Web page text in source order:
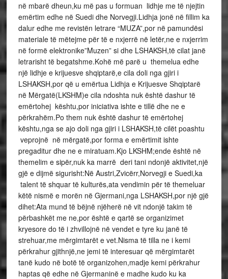
në mbarë dheun,ku më pas u formuan lidhje me të njejtin
emërtim edhe në Suedi dhe Norvegji.Lidhja jonë në fillim ka
dalur edhe me revistën letrare “MUZA”,por në pamundësi
materiale të mëtejme për të e nxjerrë në letër,ne e nxjerrim
në formë elektronike”Muzen” si dhe LSHAKSH,të cilat janë
letrarisht të begatshme.Kohë më parë u themelua edhe
një lidhje e krijuesve shqiptarë,e cila doli nga gjiri i
LSHAKSH,por që u emërtua Lidhja e Krijuesve Shqiptarë
në Mërgatë(LKSHM)e cila ndoshta nuk është dashur të
emërtohej kështu,por iniciativa ishte e tillë dhe ne e
përkrahëm.Po them nuk është dashur të emërtohej
kështu,nga se ajo doli nga gjiri i LSHAKSH,të cilët poashtu
veprojnë në mërgatë,por forma e emërtimit ishte
pregaditur dhe ne e miratuam.Kjo LKSHM;ende është në
themelim e sipër,nuk ka marrë deri tani ndonjë aktivitet,një
gjë e dijmë sigurisht:Në Austri,Zvicërr,Norvegji e Suedi,ka
talent të shquar të kulturës,ata vendimin për të themeluar
këtë nismë e morën në Gjermani,nga LSHAKSH,por një gjë
dihet:Ata mund të bëjnë njëherë në vit ndonjë takim të
përbashkët me ne,por është e qartë se organizimet
kryesore do të i zhvillojnë në vendet e tyre ku janë të
strehuar,me mërgimtarët e vet.Nisma të tilla ne i kemi
përkrahur gjithnjë,ne jemi të interesuar që mërgimtarët
tanë kudo në botë të organizohen,madje kemi përkrahur
haptas që edhe në Gjermaninë e madhe kudo ku ka